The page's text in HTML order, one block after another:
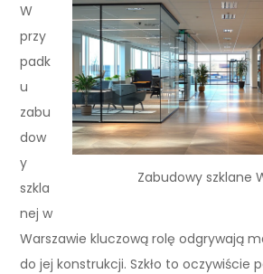
Zabudowy szklane
W
przy
padk
u
zabu
dow
y
szkla
nej w
Warszawie kluczową rolę odgrywają
do jej konstrukcji. Szkło to oczywiście